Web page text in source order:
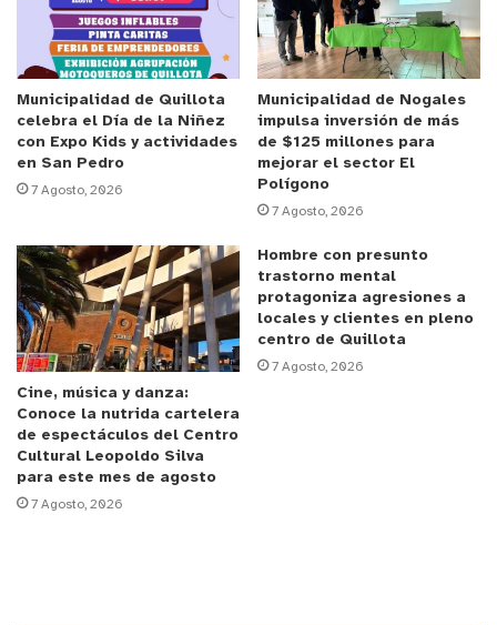
Anuncio Patrocinado
Así lo destacó Haroldo Faúndez Romero, Director
del Hospital Biprovincial, quien ensalzó la llegada
de este equipo top de línea y la rapidez con que se
materializó su llegada. “Este proyecto,
efectivamente, apoya uno de los procesos más
críticos para nosotros que es el obtener
resultados rápidos de biopsias que están
orientadas a pacientes oncológicos, generalmente.
Este equipo viene a ser una unidad de respaldo,
además de que procesa durante la noche de forma
automática; y el mérito que tiene es que se logró
su adquisición en el muy breve plazo, con el apoyo
mancomunado de varias unidades nuestras, y con
el financiamiento del Servicio de Salud”.
Qué función cumple un procesador de tejidos
Municipalidad de Quillota
celebra el Día de la Niñez
con Expo Kids y actividades
en San Pedro
7 Agosto, 2026
Municipalidad de Nogales
impulsa inversión de más
de $125 millones para
mejorar el sector El
Polígono
7 Agosto, 2026
Cine, música y danza:
Conoce la nutrida cartelera
de espectáculos del Centro
Cultural Leopoldo Silva
para este mes de agosto
7 Agosto, 2026
Hombre con presunto
trastorno mental
protagoniza agresiones a
locales y clientes en pleno
centro de Quillota
7 Agosto, 2026